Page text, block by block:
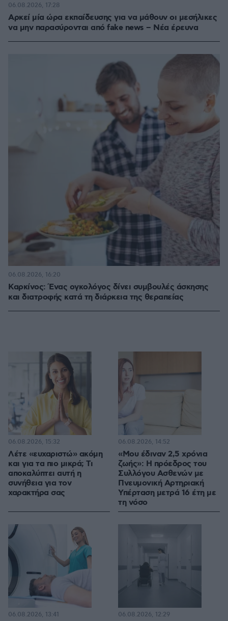
Αρκεί μία ώρα εκπαίδευσης για να μάθουν οι μεσήλικες
να μην παρασύρονται από fake news – Νέα έρευνα
06.08.2026, 17:28
Καρκίνος: Ένας ογκολόγος δίνει συμβουλές άσκησης
και διατροφής κατά τη διάρκεια της θεραπείας
06.08.2026, 16:20
Λέτε «ευχαριστώ» ακόμη
και για τα πιο μικρά; Τι
αποκαλύπτει αυτή η
συνήθεια για τον
χαρακτήρα σας
06.08.2026, 15:32
«Μου έδιναν 2,5 χρόνια
ζωής»: Η πρόεδρος του
Συλλόγου Ασθενών με
Πνευμονική Αρτηριακή
Υπέρταση μετρά 16 έτη με
τη νόσο
06.08.2026, 14:52
06.08.2026, 13:41 06.08.2026, 12:29